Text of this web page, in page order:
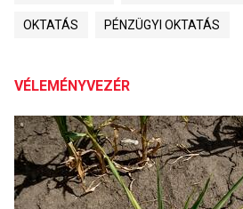
OKTATÁS PÉNZÜGYI OKTATÁS
VÉLEMÉNYVEZÉR